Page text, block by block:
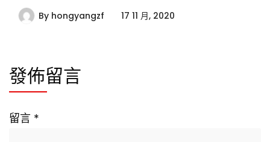
By hongyangzf 17 11 月, 2020
發佈留言
留言 *